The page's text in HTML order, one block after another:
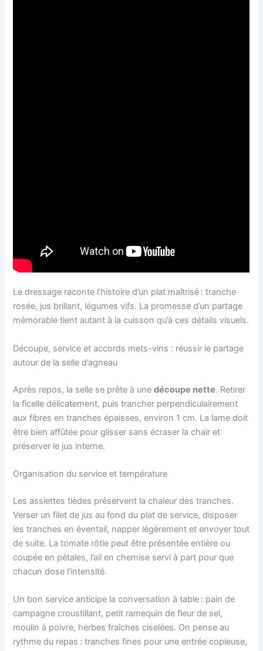
Le dressage raconte l’histoire d’un plat maîtrisé : tranche
rosée, jus brillant, légumes vifs. La promesse d’un partage
mémorable tient autant à la cuisson qu’à ces détails visuels.
Découpe, service et accords mets-vins : réussir le partage
autour de la selle d’agneau
Après repos, la selle se prête à unedécoupe nette. Retirer
la ficelle délicatement, puis trancher perpendiculairement
aux fibres en tranches épaisses, environ 1 cm. La lame doit
être bien affûtée pour glisser sans écraser la chair et
préserver le jus interne.
Organisation du service et température
Les assiettes tièdes préservent la chaleur des tranches.
Verser un filet de jus au fond du plat de service, disposer
les tranches en éventail, napper légèrement et envoyer tout
de suite. La tomate rôtie peut être présentée entière ou
coupée en pétales, l’ail en chemise servi à part pour que
chacun dose l’intensité.
Un bon service anticipe la conversation à table : pain de
campagne croustillant, petit ramequin de fleur de sel,
moulin à poivre, herbes fraîches ciselées. On pense au
rythme du repas : tranches fines pour une entrée copieuse,